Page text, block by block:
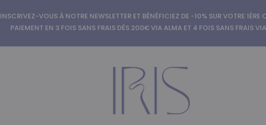
INSCRIVEZ-VOUS À NOTRE NEWSLETTER ET BÉNÉFICIEZ DE -10% SUR VOTRE 1ÈRE
PAIEMENT EN 3 FOIS SANS FRAIS DÈS 200€ VIA ALMA ET 4 FOIS SANS FRAIS